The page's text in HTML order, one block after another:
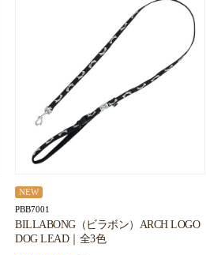
NEW
PBB7001
BILLABONG（ビラボン）ARCH LOGO
DOG LEAD｜全3色